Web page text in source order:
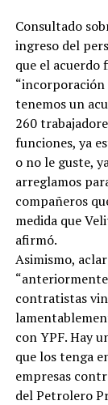
Consultado
ingreso del
que el acuerdo
“incorporación
tenemos un
260
funciones, ya
o no le guste,
arreglamos
compañeros
medida que
afirmó.
Asimismo,
contratistas
con YPF. Hay
que los tenga
empresas
del Petrolero